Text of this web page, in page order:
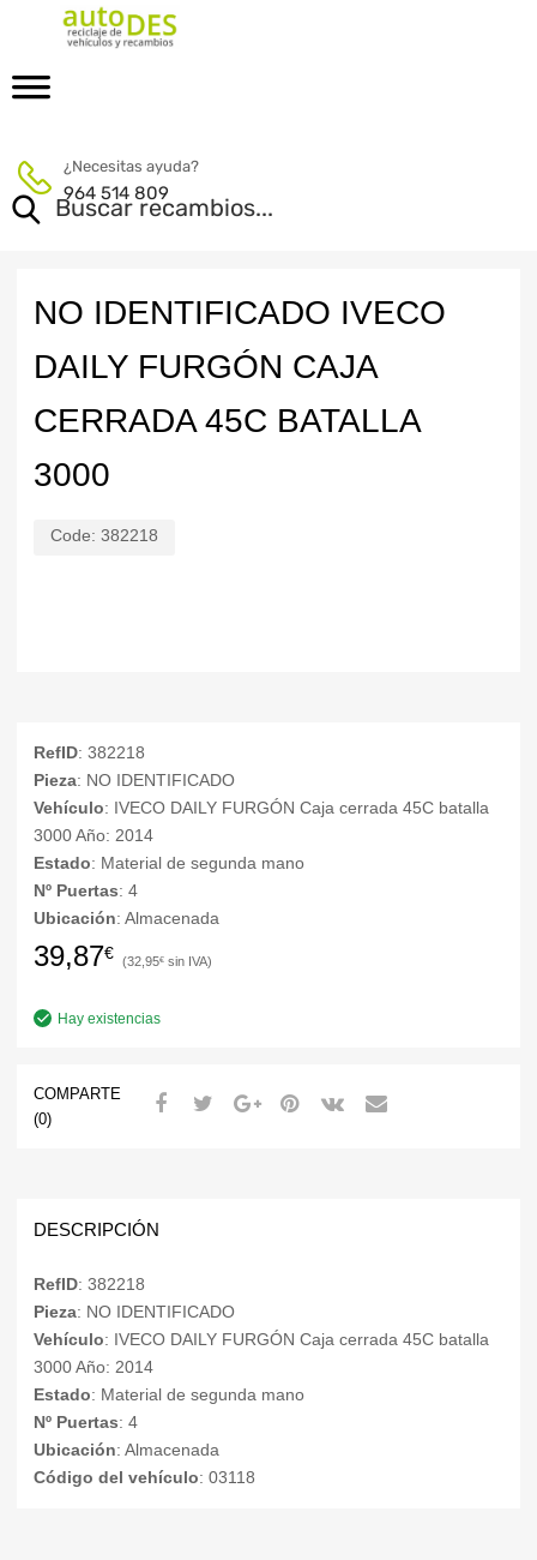
¿Necesitas ayuda?
964 514 809
NO IDENTIFICADO IVECO
DAILY FURGÓN CAJA
CERRADA 45C BATALLA
3000
Code: 382218
RefID: 382218
Pieza: NO IDENTIFICADO
Vehículo: IVECO DAILY FURGÓN Caja cerrada 45C batalla
3000 Año: 2014
Estado: Material de segunda mano
Nº Puertas: 4
Ubicación: Almacenada
39,87€ 32,95€
Hay existencias
COMPARTE
(0)
DESCRIPCIÓN
RefID: 382218
Pieza: NO IDENTIFICADO
Vehículo: IVECO DAILY FURGÓN Caja cerrada 45C batalla
3000 Año: 2014
Estado: Material de segunda mano
Nº Puertas: 4
Ubicación: Almacenada
Código del vehículo: 03118